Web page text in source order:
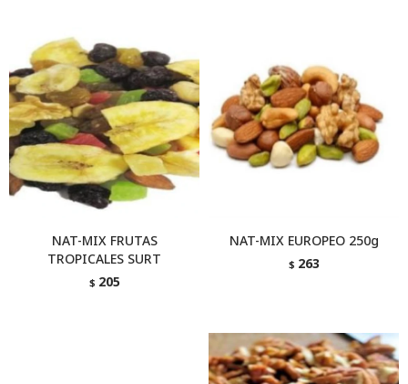
NAT-MIX FRUTAS
TROPICALES SURT
$ 205
NAT-MIX EUROPEO 250g
$ 263